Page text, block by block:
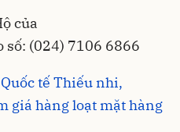
của
(024) 7106 6866
tế Thiếu nhi,
giá hàng loạt mặt hàng